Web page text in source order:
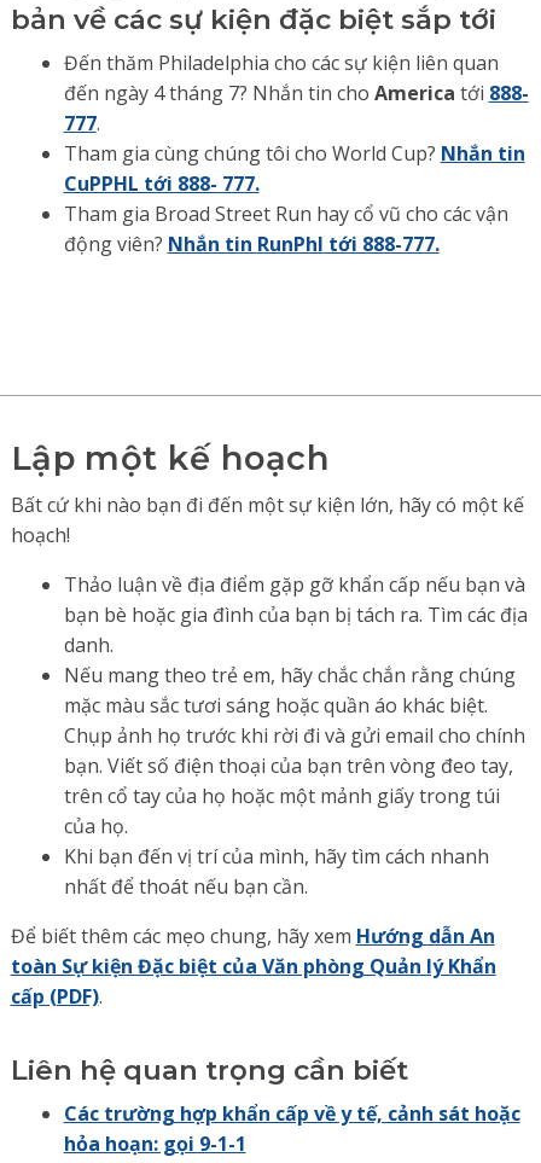
bản về các sự kiện đặc biệt sắp tới
Đến thăm Philadelphia cho các sự kiện liên quan
đến ngày 4 tháng 7? Nhắn tin cho America tới 888-
777.
Tham gia cùng chúng tôi cho World Cup? Nhắn tin
CuPPHL tới 888- 777.
Tham gia Broad Street Run hay cổ vũ cho các vận
động viên? Nhắn tin RunPhl tới 888-777.
Lập một kế hoạch
Bất cứ khi nào bạn đi đến một sự kiện lớn, hãy có một kế
hoạch!
Thảo luận về địa điểm gặp gỡ khẩn cấp nếu bạn và
bạn bè hoặc gia đình của bạn bị tách ra. Tìm các địa
danh.
Nếu mang theo trẻ em, hãy chắc chắn rằng chúng
mặc màu sắc tươi sáng hoặc quần áo khác biệt.
Chụp ảnh họ trước khi rời đi và gửi email cho chính
bạn. Viết số điện thoại của bạn trên vòng đeo tay,
trên cổ tay của họ hoặc một mảnh giấy trong túi
của họ.
Khi bạn đến vị trí của mình, hãy tìm cách nhanh
nhất để thoát nếu bạn cần.
Để biết thêm các mẹo chung, hãy xem Hướng dẫn An
toàn Sự kiện Đặc biệt của Văn phòng Quản lý Khẩn
cấp (PDF).
Liên hệ quan trọng cần biết
Các trường hợp khẩn cấp về y tế, cảnh sát hoặc
hỏa hoạn: gọi 9-1-1